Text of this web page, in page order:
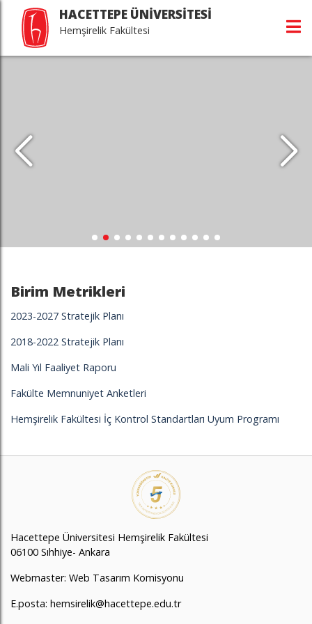
HACETTEPE ÜNİVERSİTESİ
Hemşirelik Fakültesi
Birim Metrikleri
2023-2027 Stratejik Planı
2018-2022 Stratejik Planı
Mali Yıl Faaliyet Raporu
Fakülte Memnuniyet Anketleri
Hemşirelik Fakültesi İç Kontrol Standartları Uyum Programı
Hacettepe Üniversitesi Hemşirelik Fakültesi
06100 Sıhhiye- Ankara
Webmaster: Web Tasarım Komisyonu
E.posta: hemsirelik@hacettepe.edu.tr